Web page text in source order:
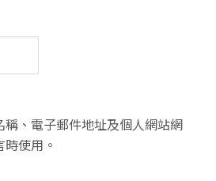
稱、電子郵件地址及個人網站網
使用。